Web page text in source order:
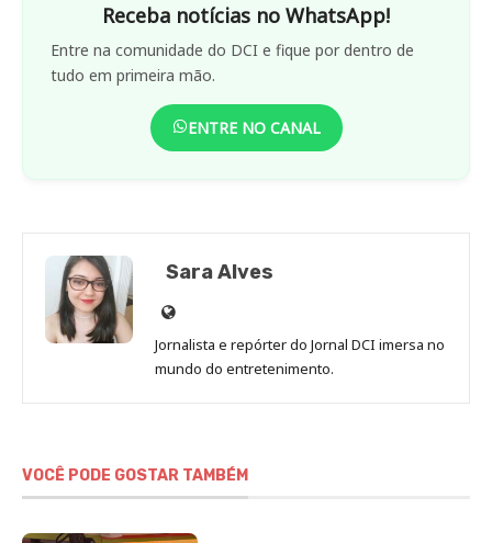
Receba notícias no WhatsApp!
Entre na comunidade do DCI e fique por dentro de
tudo em primeira mão.
ENTRE NO CANAL
Sara Alves
Site
de
Sara
Jornalista e repórter do Jornal DCI imersa no
mundo do entretenimento.
VOCÊ PODE GOSTAR TAMBÉM